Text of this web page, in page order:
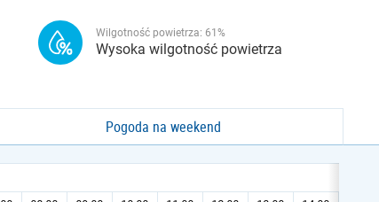
Wilgotność powietrza: 61 %
Wysoka wilgotność powietrza
Pogoda na weekend